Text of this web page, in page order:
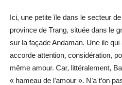
Ici, une petite île dans le secteur
province de Trang, située dans le
sur la façade Andaman. Une ile qui
accorde attention, considération,
même amour. Car, littéralement,
« hameau de l’amour ». N’a t’on